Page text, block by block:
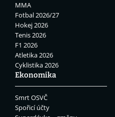
MMA
Fotbal 2026/27
Hokej 2026
Tenis 2026
F1 2026
Atletika 2026
Cyklistika 2026
Ekonomika
Smrt OSVČ
Spořicí účty